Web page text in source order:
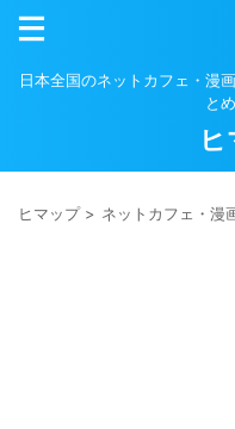
日本全国のネットカフェ・漫
と
ヒ
ヒマップ> ネットカフェ・漫